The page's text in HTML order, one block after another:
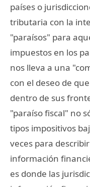
países o
tributaria con la
"paraísos" para
impuestos en los
nos lleva a una
con el deseo de
dentro de sus
"paraíso fiscal" no
tipos impositivos
veces para
información
es donde las